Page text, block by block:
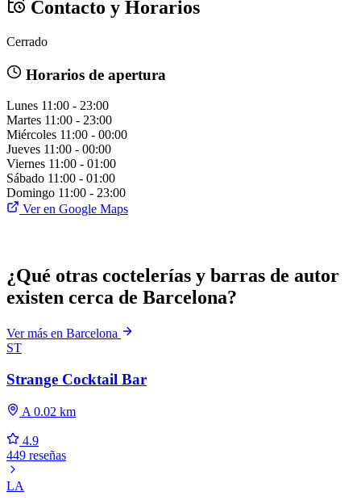
Contacto y Horarios
Cerrado
Horarios de apertura
Lunes 11:00 - 23:00
Martes 11:00 - 23:00
Miércoles 11:00 - 00:00
Jueves 11:00 - 00:00
Viernes 11:00 - 01:00
Sábado 11:00 - 01:00
Domingo 11:00 - 23:00
Ver en Google Maps
¿Qué otras coctelerías y barras de autor
existen cerca de Barcelona?
Ver más en Barcelona
ST
Strange Cocktail Bar
A 0.02 km
4.9
449 reseñas
LA